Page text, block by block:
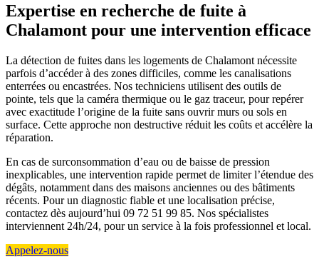
Expertise en recherche de fuite à
Chalamont pour une intervention efficace
La détection de fuites dans les logements de Chalamont nécessite
parfois d’accéder à des zones difficiles, comme les canalisations
enterrées ou encastrées. Nos techniciens utilisent des outils de
pointe, tels que la caméra thermique ou le gaz traceur, pour repérer
avec exactitude l’origine de la fuite sans ouvrir murs ou sols en
surface. Cette approche non destructive réduit les coûts et accélère la
réparation.
En cas de surconsommation d’eau ou de baisse de pression
inexplicables, une intervention rapide permet de limiter l’étendue des
dégâts, notamment dans des maisons anciennes ou des bâtiments
récents. Pour un diagnostic fiable et une localisation précise,
contactez dès aujourd’hui 09 72 51 99 85. Nos spécialistes
interviennent 24h/24, pour un service à la fois professionnel et local.
Appelez-nous